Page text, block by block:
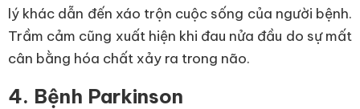
lý khác dẫn đến xáo trộn cuộc sống của người bệnh.
Trầm cảm cũng xuất hiện khi đau nửa đầu do sự mất
cân bằng hóa chất xảy ra trong não.
4. Bệnh Parkinson